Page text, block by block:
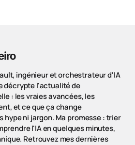
ingénieur et orchestrateur d'IA
décrypte l'actualité de
: les vraies avancées, les
et ce que ça change
ni jargon. Ma promesse : trier
l'IA en quelques minutes,
Retrouvez mes dernières